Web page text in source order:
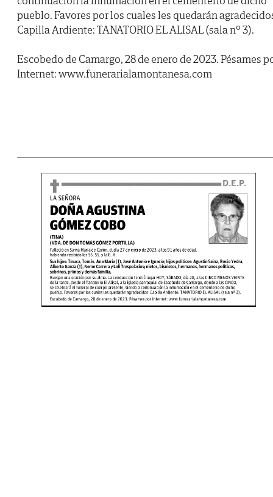
pueblo. Favores por los cuales les quedarán
Capilla Ardiente: TANATORIO EL ALISAL (sala nº 3).
Escobedo de Camargo, 28 de enero de 2023. Pésames
Internet: www.funerarialamontanesa.com